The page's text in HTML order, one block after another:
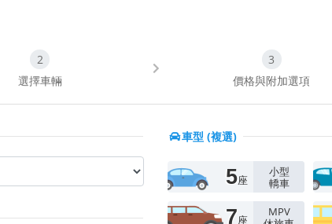
選擇車輛 價格與附加選項
車型 (複選)
5座
小型
轎車
7座
MPV